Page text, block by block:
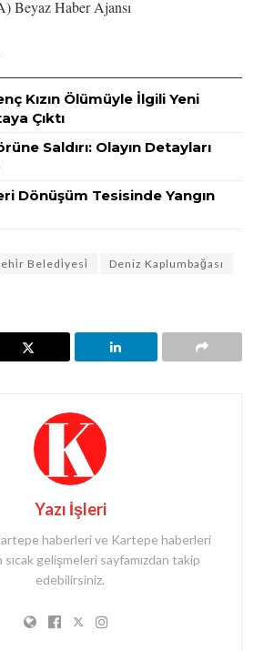
Beyaz Haber Ajansı
Kızın Ölümüyle İlgili Yeni
Çıktı
Saldırı: Olayın Detayları
Dönüşüm Tesisinde Yangın
Beledi̇yesi̇
Deniz Kaplumbağası
Yazı İşleri
haberleri ve Kartepe haberleri
sıcak gelişmeleri sayfamızdan takip
edebilirsiniz.